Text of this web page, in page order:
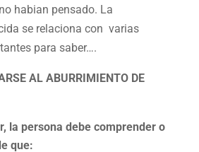
habian pensado. La
se relaciona con varias
para saber….
AL ABURRIMIENTO DE
la persona debe comprender o
que: